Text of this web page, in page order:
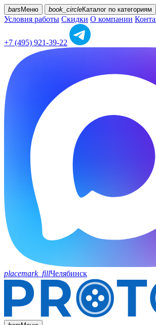
bars Меню book_circleКаталог по категориям
Условия работы Скидки О компании
+7 (495) 921-39-22
placemark_fillЧелябинск